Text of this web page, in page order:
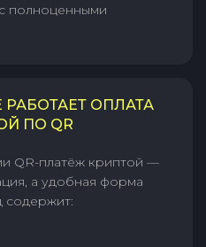
полноценными
РАБОТАЕТ ОПЛАТА
ПО QR
QR-платёж криптой —
а удобная форма
содержит: